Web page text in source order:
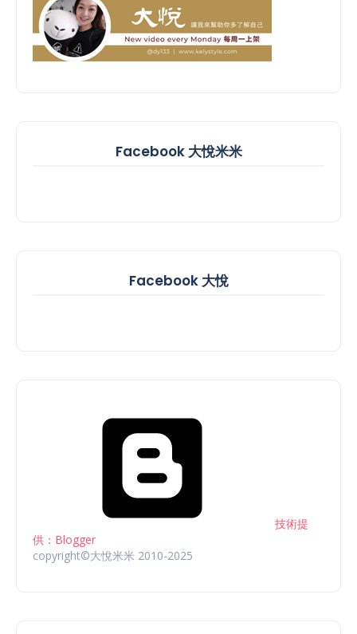
Facebook 大悅米米
Facebook 大悅
技術提
供：Blogger
copyright©大悅米米 2010-2025